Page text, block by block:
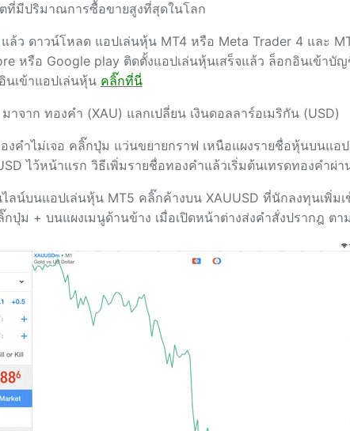
ที่มีปริมาณการซื้อขายสูงที่สุดในโลก
แล้ว ดาวน์โหลด แอปเล่นหุ้น MT4 หรือ Meta Trader 4 และ
หรือ Google play ติดตั้งแอปเล่นหุ้นเสร็จแล้ว ล็อกอินเข้าบั
นเข้าแอปเล่นหุ้น คลิ๊กที่นี่
าจาก ทองคำ (XAU) แลกเปลี่ยน เงินดอลลาร์อเมริกัน (USD)
งคำไม่เจอ คลิ๊กปุ่ม แว่นขยายกราฟ เหนือแผงรายชื่อหุ้นบนแอ
ไว้หน้าแรก วิธีเพิ่มรายชื่อทองคำแล้วเริ่มต้นเทรดทองคำผ่า
ลน์บนแอปเล่นหุ้น MT5 คลิ๊กค้างบน XAUUSD ที่นักลงทุนเพิ่ม
กปุ่ม + บนแผงเมนูด้านข้าง เมื่อเปิดหน้าต่างส่งคำสั่งปรากฎ ตา